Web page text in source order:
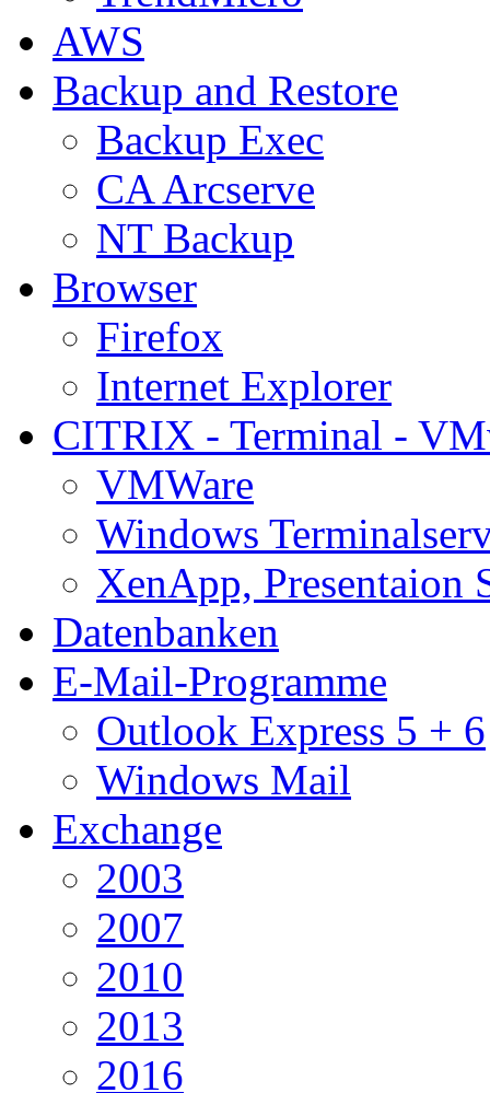
AWS
Backup and Restore
Backup Exec
CA Arcserve
NT Backup
Browser
Firefox
Internet Explorer
CITRIX - Terminal -
VMWare
Windows
XenApp, Presentaion
Datenbanken
E-Mail-Programme
Outlook Express 5 + 6
Windows Mail
Exchange
2003
2007
2010
2013
2016